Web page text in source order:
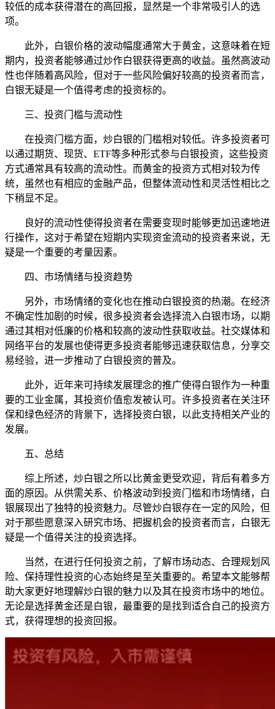
较低的成本获得潜在的高回报，显然是一个非常吸引人的选
项。
此外，白银价格的波动幅度通常大于黄金，这意味着在短
期内，投资者能够通过炒作白银获得更高的收益。虽然高波动
性也伴随着高风险，但对于一些风险偏好较高的投资者而言，
白银无疑是一个值得考虑的投资标的。
三、投资门槛与流动性
在投资门槛方面，炒白银的门槛相对较低。许多投资者可
以通过期货、现货、ETF等多种形式参与白银投资，这些投资
方式通常具有较高的流动性。而黄金的投资方式相对较为传
统，虽然也有相应的金融产品，但整体流动性和灵活性相比之
下稍显不足。
良好的流动性使得投资者在需要变现时能够更加迅速地进
行操作，这对于希望在短期内实现资金流动的投资者来说，无
疑是一个重要的考量因素。
四、市场情绪与投资趋势
另外，市场情绪的变化也在推动白银投资的热潮。在经济
不确定性加剧的时候，很多投资者会选择流入白银市场，以期
通过其相对低廉的价格和较高的波动性获取收益。社交媒体和
网络平台的发展也使得更多投资者能够迅速获取信息，分享交
易经验，进一步推动了白银投资的普及。
此外，近年来可持续发展理念的推广使得白银作为一种重
要的工业金属，其投资价值愈发被认可。许多投资者在关注环
保和绿色经济的背景下，选择投资白银，以此支持相关产业的
发展。
五、总结
综上所述，炒白银之所以比黄金更受欢迎，背后有着多方
面的原因。从供需关系、价格波动到投资门槛和市场情绪，白
银展现出了独特的投资魅力。尽管炒白银存在一定的风险，但
对于那些愿意深入研究市场、把握机会的投资者而言，白银无
疑是一个值得关注的投资选择。
当然，在进行任何投资之前，了解市场动态、合理规划风
险、保持理性投资的心态始终是至关重要的。希望本文能够帮
助大家更好地理解炒白银的魅力以及其在投资市场中的地位。
无论是选择黄金还是白银，最重要的是找到适合自己的投资方
式，获得理想的投资回报。